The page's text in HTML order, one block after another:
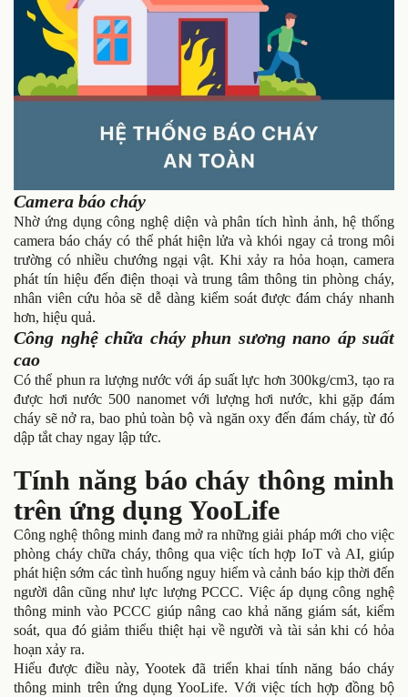
Camera báo cháy
Nhờ ứng dụng công nghệ diện và phân tích hình ảnh, hệ thống
camera báo cháy có thể phát hiện lửa và khói ngay cả trong môi
trường có nhiều chướng ngại vật. Khi xảy ra hỏa hoạn, camera
phát tín hiệu đến điện thoại và trung tâm thông tin phòng cháy,
nhân viên cứu hỏa sẽ dễ dàng kiểm soát được đám cháy nhanh
hơn, hiệu quả.
Công nghệ chữa cháy phun sương nano áp suất
cao
Có thể phun ra lượng nước với áp suất lực hơn 300kg/cm3, tạo ra
được hơi nước 500 nanomet với lượng hơi nước, khi gặp đám
cháy sẽ nở ra, bao phủ toàn bộ và ngăn oxy đến đám cháy, từ đó
dập tắt chay ngay lập tức.
Tính năng báo cháy thông minh
trên ứng dụng YooLife
Công nghệ thông minh đang mở ra những giải pháp mới cho việc
phòng cháy chữa cháy, thông qua việc tích hợp IoT và AI, giúp
phát hiện sớm các tình huống nguy hiểm và cảnh báo kịp thời đến
người dân cũng như lực lượng PCCC. Việc áp dụng công nghệ
thông minh vào PCCC giúp nâng cao khả năng giám sát, kiểm
soát, qua đó giảm thiểu thiệt hại về người và tài sản khi có hỏa
hoạn xảy ra.
Hiểu được điều này, Yootek đã triển khai tính năng báo cháy
thông minh trên ứng dụng YooLife. Với việc tích hợp đồng bộ